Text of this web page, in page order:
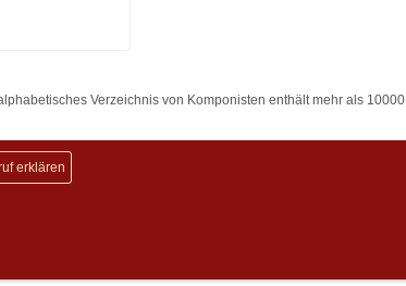
Verzeichnis von Komponisten enthält mehr als 10000
erklären